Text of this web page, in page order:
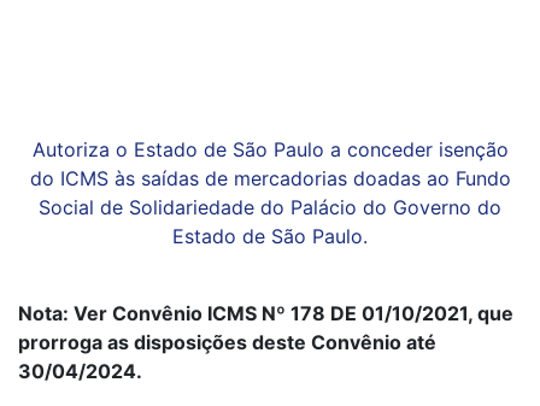
Autoriza o Estado de São Paulo a conceder isenção
do ICMS às saídas de mercadorias doadas ao Fundo
Social de Solidariedade do Palácio do Governo do
Estado de São Paulo.
Nota: Ver Convênio ICMS Nº 178 DE 01/10/2021, que
prorroga as disposições deste Convênio até
30/04/2024.